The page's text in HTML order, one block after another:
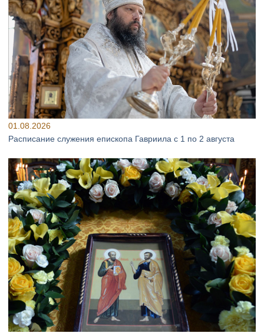
01.08.2026
Расписание служения епископа Гавриила с 1 по 2 августа